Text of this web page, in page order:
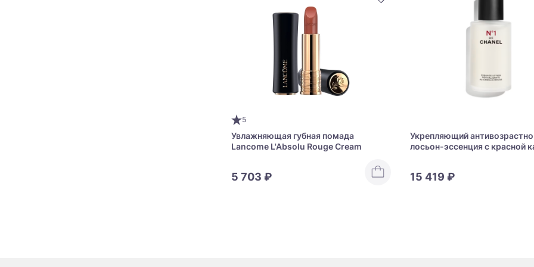
5
Увлажняющая губная помада
Lancome L'Absolu Rouge Cream
5 703 ₽
Укрепляющий
лосьон-эссенция с красной
15 419 ₽